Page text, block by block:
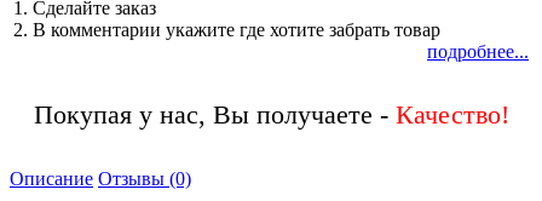
1. Сделайте заказ
2. В комментарии укажите где хотите забрать товар
подробнее...
Покупая у нас, Вы получаете -
Описание Отзывы (0)